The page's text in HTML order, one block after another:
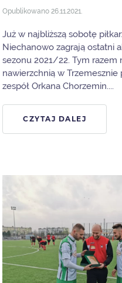
Opublikowano26.11.2021.
Już w najbliższą sobotę
Niechanowo zagrają ostatni
sezonu 2021/22. Tym razem
nawierzchnią w
zespół Orkana Chorzemin....
CZYTAJ DALEJ